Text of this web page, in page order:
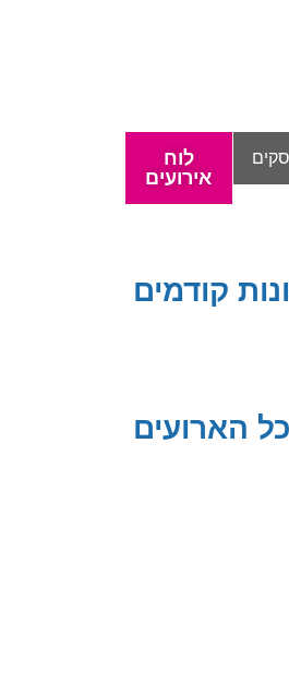
לוח
אירועים
קודמים
כל הארועים